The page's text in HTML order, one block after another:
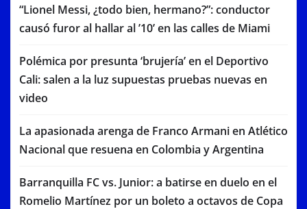
“Lionel Messi, ¿todo bien, hermano?”: conductor
causó furor al hallar al ’10’ en las calles de Miami
Polémica por presunta ‘brujería’ en el Deportivo
Cali: salen a la luz supuestas pruebas nuevas en
video
La apasionada arenga de Franco Armani en Atlético
Nacional que resuena en Colombia y Argentina
Barranquilla FC vs. Junior: a batirse en duelo en el
Romelio Martínez por un boleto a octavos de Copa